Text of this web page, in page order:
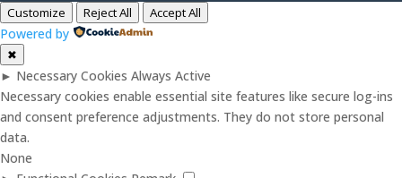
Customize Reject All Accept All
Powered by
✖
► Necessary Cookies Always Active
Necessary cookies enable essential site features like secure log-ins
and consent preference adjustments. They do not store personal
data.
None